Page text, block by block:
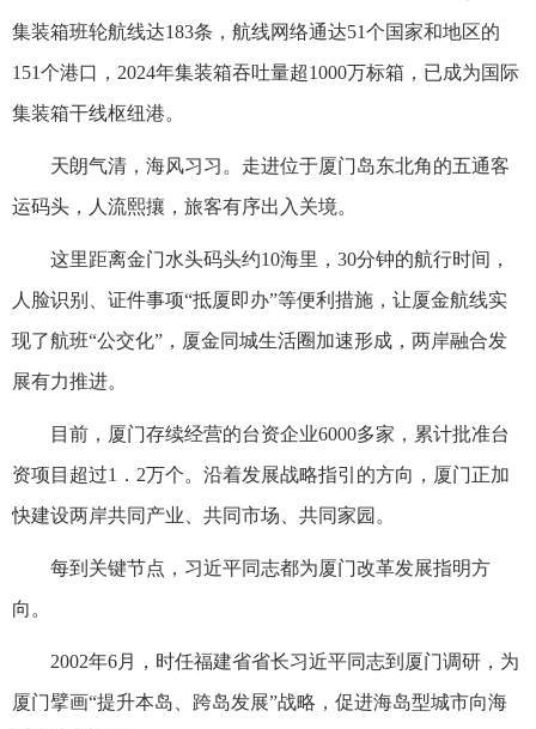
集装箱班轮航线达183条，航线网络通达51个国家和地区的
151个港口，2024年集装箱吞吐量超1000万标箱，已成为国际
集装箱干线枢纽港。
天朗气清，海风习习。走进位于厦门岛东北角的五通客
运码头，人流熙攘，旅客有序出入关境。
这里距离金门水头码头约10海里，30分钟的航行时间，
人脸识别、证件事项“抵厦即办”等便利措施，让厦金航线实
现了航班“公交化”，厦金同城生活圈加速形成，两岸融合发
展有力推进。
目前，厦门存续经营的台资企业6000多家，累计批准台
资项目超过1．2万个。沿着发展战略指引的方向，厦门正加
快建设两岸共同产业、共同市场、共同家园。
每到关键节点，习近平同志都为厦门改革发展指明方
向。
2002年6月，时任福建省省长习近平同志到厦门调研，为
厦门擘画“提升本岛、跨岛发展”战略，促进海岛型城市向海